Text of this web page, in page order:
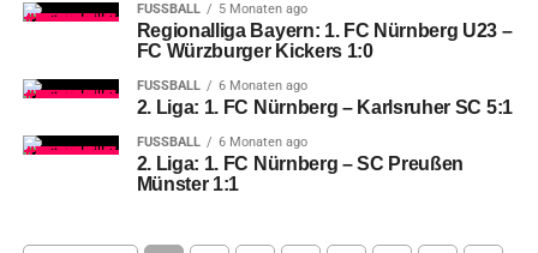
FUSSBALL 5 Monaten ago
Regionalliga Bayern: 1. FC Nürnberg U23 –
FC Würzburger Kickers 1:0
FUSSBALL 6 Monaten ago
2. Liga: 1. FC Nürnberg – Karlsruher SC 5:1
FUSSBALL 6 Monaten ago
2. Liga: 1. FC Nürnberg – SC Preußen
Münster 1:1